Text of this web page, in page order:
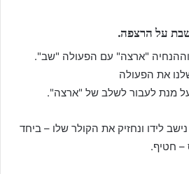
"ארצה" עם הפעולה "שב".
את הפעולה
מנת לעבור לשלב של "ארצה".
לידו ונחזיק את הקולר שלו – ביחד
– חטיף.